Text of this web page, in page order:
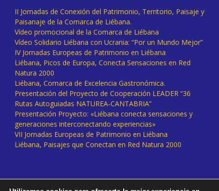
II Jornadas de Conexión del Patrimonio, Territorio, Paisaje y
Paisanaje de la Comarca de Liébana.
Vídeo promocional de la Comarca de Liébana
Vídeo Solidario Liébana con Ucrania: “Por un Mundo Mejor”
IV Jornadas Europeas de Patrimonio en Liébana
Liébana, Picos de Europa, Conecta Sensaciones en Red
Natura 2000
Liébana, Comarca de Excelencia Gastronómica.
Presentación del Proyecto de Cooperación LEADER “36
Rutas Autoguiadas NATUREA-CANTABRIA”
Presentación Proyecto: «Liébana conecta sensaciones y
generaciones interconectando experiencias»
VII Jornadas Europeas de Patrimonio en Liébana
Liébana, Paisajes que Conectan en Red Natura 2000